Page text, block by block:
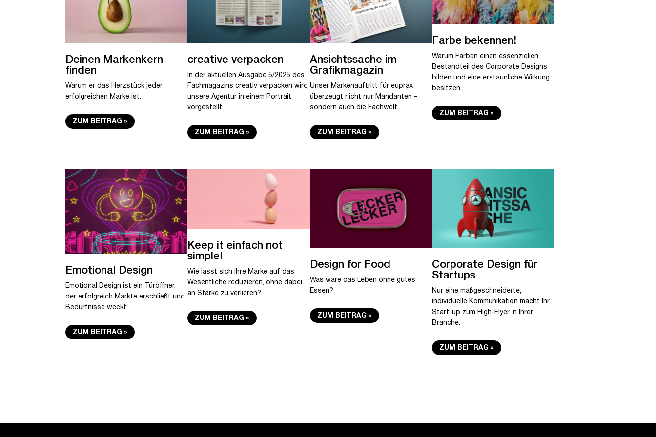
Deinen Markenkern
finden
Warum er das Herzstück jeder
erfolgreichen Marke ist.
ZUM BEITRAG
creative verpacken
In der aktuellen Ausgabe 5/2025 des
Fachmagazins creativ verpacken wird
unsere Agentur in einem Portrait
vorgestellt.
ZUM BEITRAG
Ansichtssache im
Grafikmagazin
Unser Markenauftritt für euprax
überzeugt nicht nur Mandanten –
sondern auch die Fachwelt.
ZUM BEITRAG
Farbe bekennen!
Warum Farben einen essenziellen
Bestandteil des Corporate Designs
bilden und eine erstaunliche Wirkung
besitzen.
ZUM BEITRAG
Emotional Design
Emotional Design ist ein Türöffner,
der erfolgreich Märkte erschließt und
Bedürfnisse weckt.
ZUM BEITRAG
Keep it einfach not
simple!
Wie lässt sich Ihre Marke auf das
Wesentliche reduzieren, ohne dabei
an Stärke zu verlieren?
ZUM BEITRAG
Design for Food
Was wäre das Leben ohne gutes
Essen?
ZUM BEITRAG
Corporate Design für
Startups
Nur eine maßgeschneiderte,
individuelle Kommunikation macht Ihr
Start-up zum High-Flyer in Ihrer
Branche.
ZUM BEITRAG